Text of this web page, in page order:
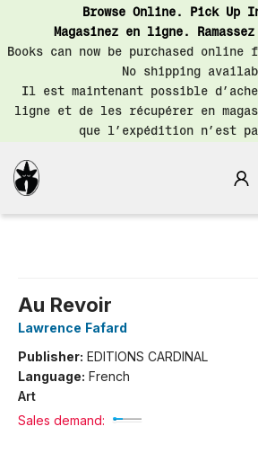
Browse Online. Pick Up
Magasinez en ligne.
Books can now be purchased
No shipping
Il est maintenant possible
ligne et de les récupérer en
que l’expédition n’est
Au Revoir
Lawrence Fafard
Publisher: EDITIONS CARDINAL
Language: French
Art
Sales demand: